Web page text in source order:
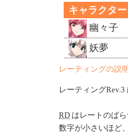
キャラクター
幽々子
妖夢
レーティングの説
レーティングRev.3
RD はレートのば
数字が小さいほど